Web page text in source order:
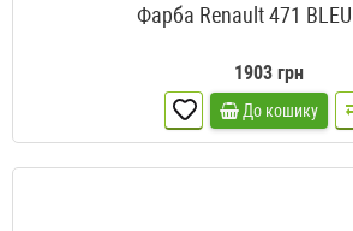
Фарба Renault 471 BLEU
1903 грн
До кошику